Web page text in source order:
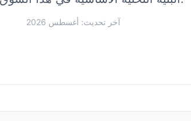
آخر تحديث: أغسطس 2026